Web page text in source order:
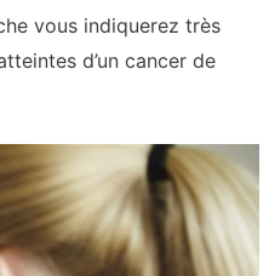
vous indiquerez très
d’un cancer de